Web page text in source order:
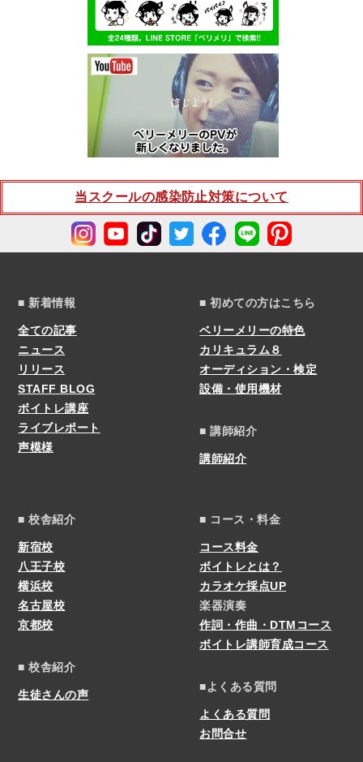
当スクールの感染防止対策について
■ 新着情報
全ての記事
ニュース
リリース
STAFF BLOG
ボイトレ講座
ライブレポート
声模様
■ 初めての方はこちら
ベリーメリーの特色
カリキュラム８
オーディション・検定
設備・使用機材
■ 講師紹介
講師紹介
■ 校舎紹介
新宿校
八王子校
横浜校
名古屋校
京都校
■ 校舎紹介
生徒さんの声
■ コース・料金
コース料金
ボイトレとは？
カラオケ採点UP
楽器演奏
作詞・作曲・DTMコース
ボイトレ講師育成コース
■よくある質問
よくある質問
お問合せ